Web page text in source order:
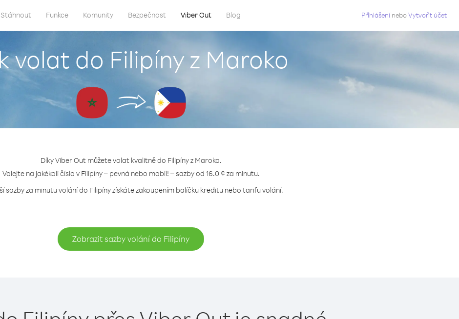
Stáhnout Funkce Komunity Bezpečnost Viber Out Blog Přihlášení neboVytvořit účet
volat do Filipíny z Maroko
Díky Viber Out můžete volat kvalitně do Filipíny z Maroko.
Volejte na jakékoli číslo v Filipíny – pevná nebo mobil! – sazby od 16.0 ¢ za minutu.
sazby za minutu volání do Filipíny získáte zakoupením balíčku kreditu nebo tarifu volání.
Zobrazit sazby volání do Filipíny